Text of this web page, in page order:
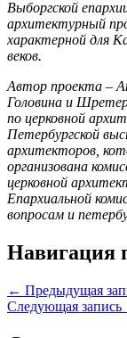
Выборгской
архитектурный
характерной для
веков.
Автор проекта –
Головина и
по церковной
Петербургской
архитекторов,
организована
церковной
Епархиальной
вопросам и
Навигация
← Предыдущая
Следующая